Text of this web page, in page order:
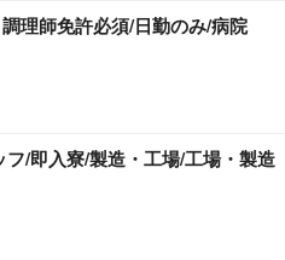
理師免許必須/日勤のみ/病院
フ/即入寮/製造・工場/工場・製造